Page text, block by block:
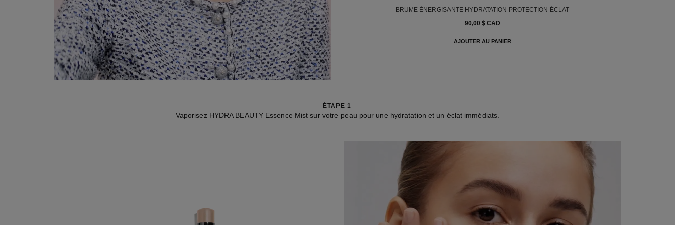
BRUME ÉNERGISANTE HYDRATATION PROTECTION ÉCLAT
Réf. 141050
90,00 $ CAD
AJOUTER AU PANIER
ÉTAPE 1
Vaporisez HYDRA BEAUTY Essence Mist sur votre peau pour une hydratation et un éclat immédiats.